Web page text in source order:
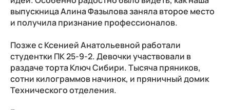
выпускница Алина Фазылова заняла второе место
и получила признание профессионалов.
Позже с Ксенией Анатольевной работали
студентки ПК 25‑9‑2. Девочки участвовали в
раздаче торта Ключ Сибири. Тысяча пряников,
сотни килограммов начинок, и пряничный домик
Технического отделения.